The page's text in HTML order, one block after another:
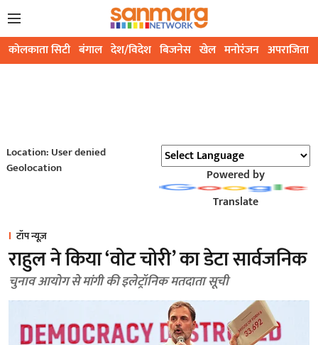
कोलकाता सिटी बंगाल देश/विदेश बिजनेस खेल मनोरंजन अपराजिता
Location: User denied
Geolocation
Powered by
Translate
टॉप न्यूज़
राहुल ने किया ‘वोट चोरी’ का डेटा सार्वजनिक
चुनाव आयोग से मांगी की इलेट्रॉनिक मतदाता सूची